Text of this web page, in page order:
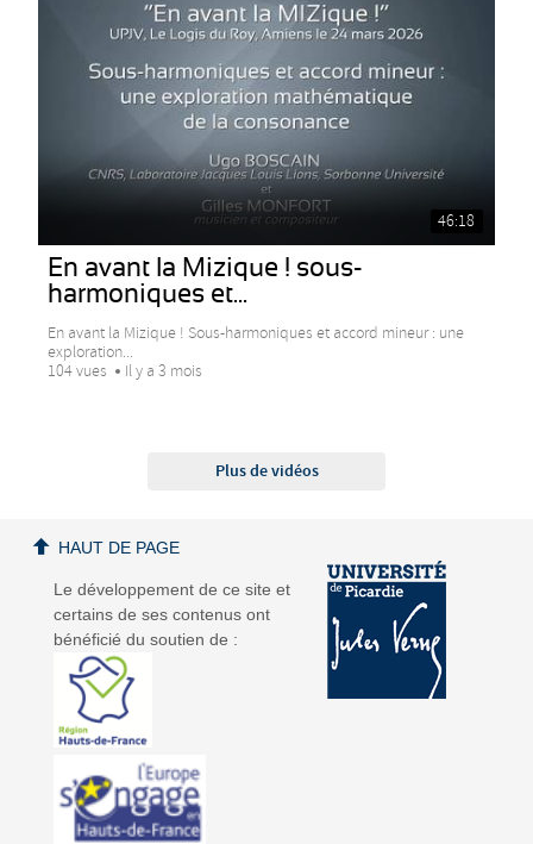
46:18
En avant la Mizique ! sous-
harmoniques et...
En avant la Mizique ! Sous-harmoniques et accord mineur : une
exploration...
104 vues
Il y a 3 mois
Plus de vidéos
Le développement de ce site et
certains de ses contenus ont
bénéficié du soutien de :
HAUT DE PAGE